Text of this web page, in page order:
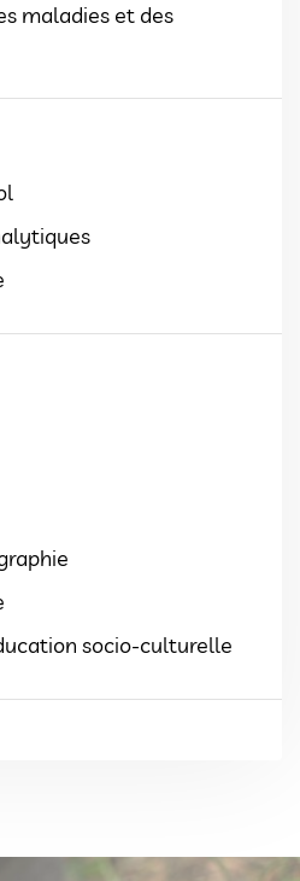
maladies et des
socio-culturelle